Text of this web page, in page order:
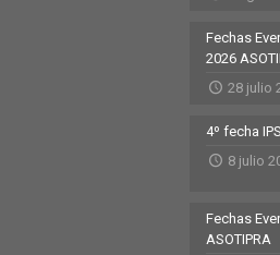
Fechas
2026
28 julio
4º fecha
8 julio
Fechas
ASOTIPRA